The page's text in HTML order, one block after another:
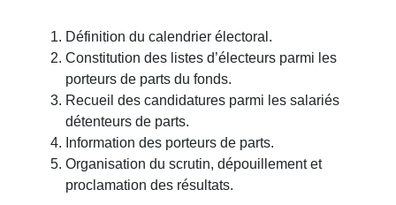
Définition du calendrier électoral.
Constitution des listes d’électeurs parmi les
porteurs de parts du fonds.
Recueil des candidatures parmi les salariés
détenteurs de parts.
Information des porteurs de parts.
Organisation du scrutin, dépouillement et
proclamation des résultats.